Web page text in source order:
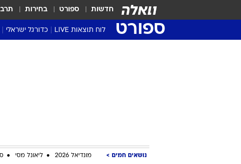
חדשות ספורט בחירות
ספורט לוח תוצאות LIVE כדורגל ישראלי
ליגה א'
נושאים חמים מונדיאל 2026 ליאונל מסי